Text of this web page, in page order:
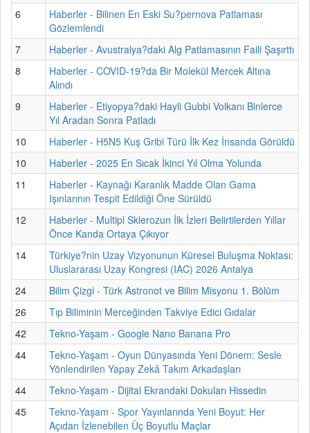
6
Haberler - Bilinen En Eski Su?pernova Patlaması
Gözlemlendi
7
Haberler - Avustralya?daki Alg Patlamasının Faili Şaşırttı
8
Haberler - COVID-19?da Bir Molekül Mercek Altına
Alındı
9
Haberler - Etiyopya?daki Hayli Gubbi Volkanı Binlerce
Yıl Aradan Sonra Patladı
10
Haberler - H5N5 Kuş Gribi Türü İlk Kez İnsanda Görüldü
10
Haberler - 2025 En Sıcak İkinci Yıl Olma Yolunda
11
Haberler - Kaynağı Karanlık Madde Olan Gama
Işınlarının Tespit Edildiği Öne Sürüldü
12
Haberler - Multipl Sklerozun İlk İzleri Belirtilerden Yıllar
Önce Kanda Ortaya Çıkıyor
14
Türkiye?nin Uzay Vizyonunun Küresel Buluşma Noktası:
Uluslararası Uzay Kongresi (IAC) 2026 Antalya
24
Bilim Çizgi - Türk Astronot ve Bilim Misyonu 1. Bölüm
26
Tıp Biliminin Merceğinden Takviye Edici Gıdalar
42
Tekno-Yaşam - Google Nano Banana Pro
44
Tekno-Yaşam - Oyun Dünyasında Yeni Dönem: Sesle
Yönlendirilen Yapay Zekâ Takım Arkadaşları
44
Tekno-Yaşam - Dijital Ekrandaki Dokuları Hissedin
45
Tekno-Yaşam - Spor Yayınlarında Yeni Boyut: Her
Açıdan İzlenebilen Üç Boyutlu Maçlar